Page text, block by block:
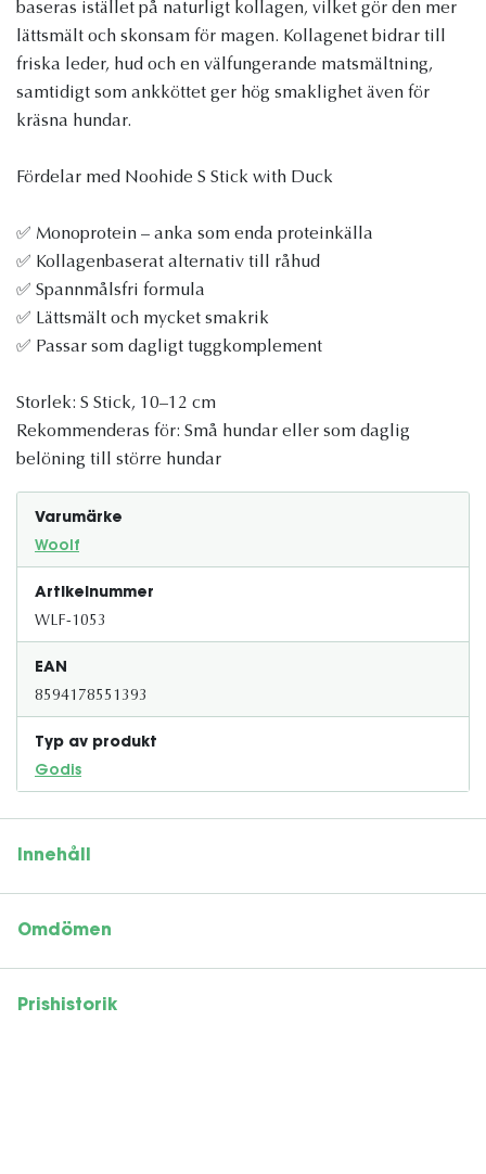
baseras istället på naturligt kollagen, vilket gör den mer
lättsmält och skonsam för magen. Kollagenet bidrar till
friska leder, hud och en välfungerande matsmältning,
samtidigt som ankköttet ger hög smaklighet även för
kräsna hundar.
Fördelar med Noohide S Stick with Duck
✅ Monoprotein – anka som enda proteinkälla
✅ Kollagenbaserat alternativ till råhud
✅ Spannmålsfri formula
✅ Lättsmält och mycket smakrik
✅ Passar som dagligt tuggkomplement
Storlek: S Stick, 10–12 cm
Rekommenderas för: Små hundar eller som daglig
belöning till större hundar
Varumärke
Woolf
Artikelnummer
WLF-1053
EAN
8594178551393
Typ av produkt
Godis
Innehåll
Omdömen
Prishistorik